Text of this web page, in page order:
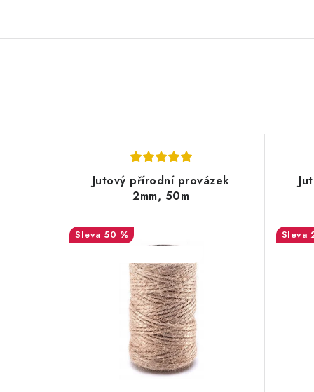
Jutový přírodní provázek
2mm, 50m
50 %